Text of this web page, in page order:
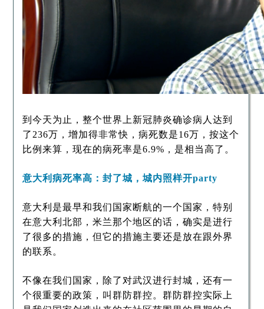
到今天为止，整个世界上新冠肺炎确诊病人达到
了236万，增加得非常快，病死数是16万，按这个
比例来算，现在的病死率是6.9%，是相当高了。
意大利病死率高：封了城，城内照样开party
意大利是最早和我们国家断航的一个国家，特别
在意大利北部，米兰那个地区的话，确实是进行
了很多的措施，但它的措施主要还是放在跟外界
的联系。
不像在我们国家，除了对武汉进行封城，还有一
个很重要的政策，叫群防群控。群防群控实际上